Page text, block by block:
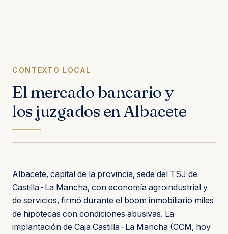
CONTEXTO LOCAL
El mercado bancario y
los juzgados en Albacete
Albacete, capital de la provincia, sede del TSJ de
Castilla-La Mancha, con economía agroindustrial y
de servicios, firmó durante el boom inmobiliario miles
de hipotecas con condiciones abusivas. La
implantación de Caja Castilla-La Mancha (CCM, hoy